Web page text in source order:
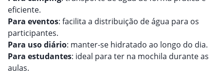
eficiente.
Para eventos: facilita a distribuição de água para os
participantes.
Para uso diário: manter-se hidratado ao longo do dia.
Para estudantes: ideal para ter na mochila durante as
aulas.